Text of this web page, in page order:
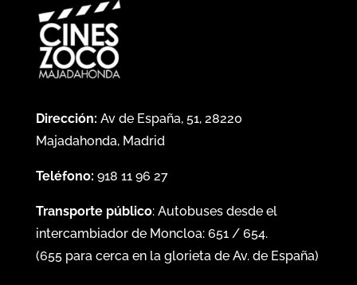
Dirección: Av de España, 51, 28220
Majadahonda, Madrid
Teléfono: 918 11 96 27
Transporte público: Autobuses desde el
intercambiador de Moncloa: 651/ 654.
(655para cerca en la glorieta de Av. de España)